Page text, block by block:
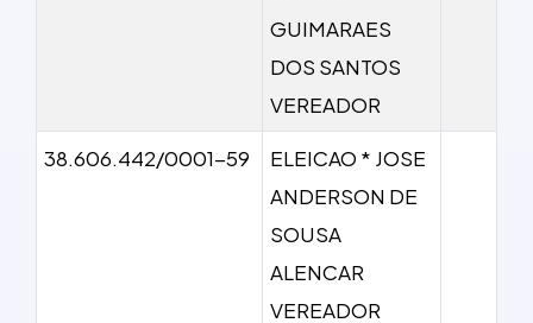
GUIMARAES
DOS SANTOS
VEREADOR
38.606.442/0001-59
ELEICAO * JOSE
ANDERSON DE
SOUSA
ALENCAR
VEREADOR